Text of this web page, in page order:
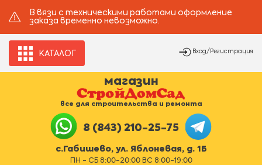
В вязи с техническими работами оформление
заказа временно невозможно.
КАТАЛОГ Вход/Регистрация
магазин
все для строительства и ремонта
8 (843) 210-25-75
с.Габишево, ул. Яблоневая, д. 1Б
ПН - СБ 8:00-20:00 ВС 8:00-19:00